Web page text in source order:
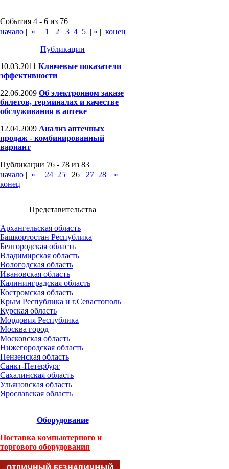
События 4 - 6 из 76
начало | « | 1 2 3 4 5 | » | конец
Публикации
10.03.2011 Ключевые показатели
эффективности
22.06.2009 Об электронном заказе
билетов, терминалах и качестве
обслуживания в аптеке
12.04.2009 Анализ аптечных
продаж - комбинированный
вариант
Публикации 76 - 78 из 83
начало | « | 24 25 26 27 28 | » |
конец
Представительства
Архангельская область
Башкортостан Республика
Белгородская область
Владимирская область
Вологодская область
Ивановская область
Калининградская область
Костромская область
Крым Республика и г.Севастополь
Курская область
Мордовия Республика
Москва город
Московская область
Нижегородская область
Пензенская область
Санкт-Петербург
Сахалинская область
Ульяновская область
Ярославская область
Оборудование
Поставка компьютерного и
торгового оборудования